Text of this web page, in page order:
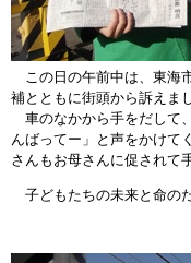
この日の午前中は、東海
補とともに街頭から訴えま
車のなかから手をだして
んばってー」と声をかけて
さんもお母さんに促されて
子どもたちの未来と命の